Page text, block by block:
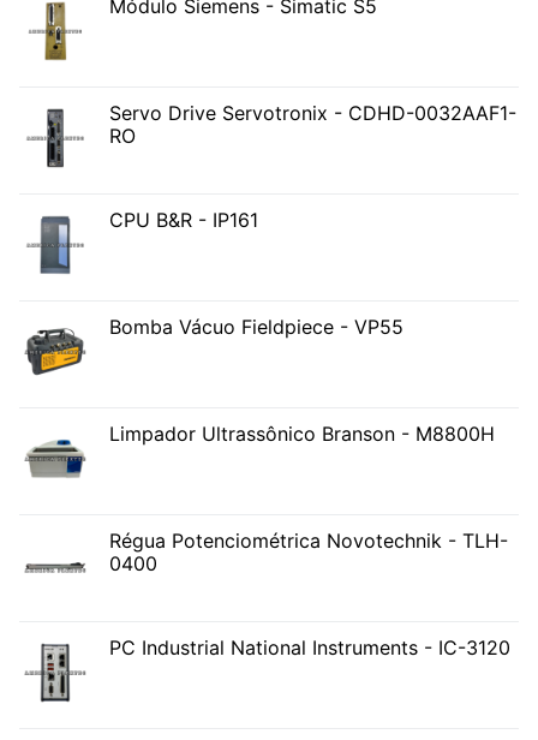
Módulo Siemens - Simatic S5
Servo Drive Servotronix - CDHD-0032AAF1-
RO
CPU B&R - IP161
Bomba Vácuo Fieldpiece - VP55
Limpador Ultrassônico Branson - M8800H
Régua Potenciométrica Novotechnik - TLH-
0400
PC Industrial National Instruments - IC-3120